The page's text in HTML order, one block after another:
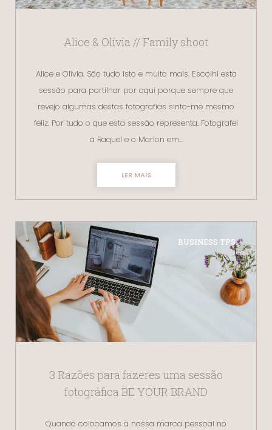
Alice & Olívia // Family shoot
Alice e Olívia. São tudo isto e muito mais. Escolhi esta
sessão para partilhar por aqui porque sempre que
revejo algumas destas fotografias sinto-me mesmo
feliz. Por tudo o que esta sessão representa. Fotografei
a Raquel e o Marlon em…
LER MAIS
BUSINESS TPS
3 Razões para fazeres uma sessão
fotográfica BE YOUR BRAND
Quando colocamos a nossa marca pessoal no